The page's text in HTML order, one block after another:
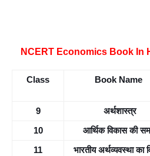
NCERT Economics Book In
Class Book Name
9 अर्थशास्त्र
10 आर्थिक विकास की
11 भारतीय अर्थव्यवस्था का